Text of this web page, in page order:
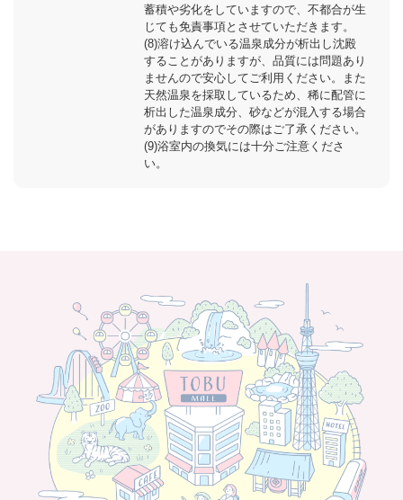
蓄積や劣化をしていますので、不都合が生
じても免責事項とさせていただきます。
(8)溶け込んでいる温泉成分が析出し沈殿
することがありますが、品質には問題あり
ませんので安心してご利用ください。また
天然温泉を採取しているため、稀に配管に
析出した温泉成分、砂などが混入する場合
がありますのでその際はご了承ください。
(9)浴室内の換気には十分ご注意くださ
い。